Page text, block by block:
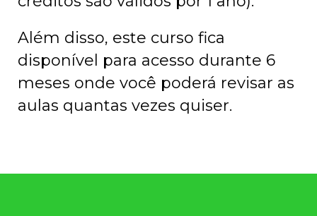
Além disso, este curso fica
disponível para acesso durante 6
meses onde você poderá revisar as
aulas quantas vezes quiser.